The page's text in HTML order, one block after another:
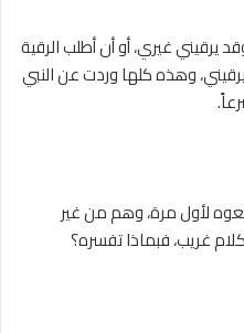
يرقيني غيري، أو أن أطلب الرقية
وهذه كلها وردت عن النبي
لأول مرة، وهم من غير
غريب، فبماذا تفسره؟